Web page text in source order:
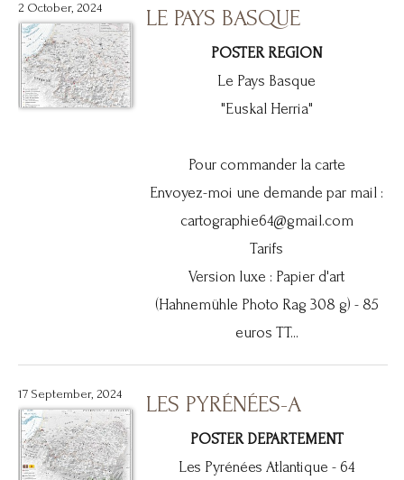
2 October, 2024 LE PAYS BASQUE
POSTER REGION
Le Pays Basque
"Euskal Herria"
Pour commander la carte
Envoyez-moi une demande par mail :
cartographie64@gmail.com
Tarifs
Version luxe : Papier d'art
(Hahnemühle Photo Rag 308 g) - 85
euros TT...
17 September, 2024 LES PYRÉNÉES-A
POSTER DEPARTEMENT
Les Pyrénées Atlantique - 64